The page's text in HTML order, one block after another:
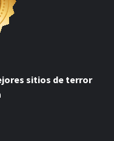
sitios de terror